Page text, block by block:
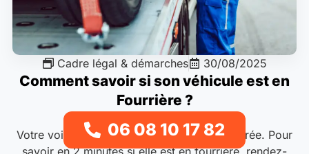
Cadre légal & démarches 30/08/2025
Comment savoir si son véhicule est en
Fourrière ?
Votre voiture n’est plus là où vous l’aviez garée. Pour
savoir en 2 minutes si elle est en fourrière, rendez-
06 08 10 17 82